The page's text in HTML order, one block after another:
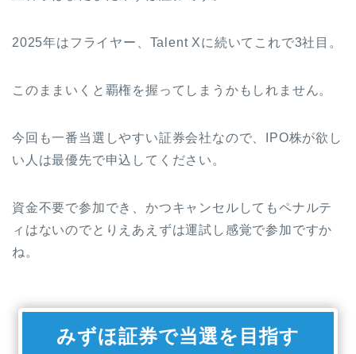
2025年はフライヤー、Talent Xに続いてこれで3社目。
このままいくと覇権を握ってしまうかもしれません。
今回も一番当選しやすい証券会社なので、IPO株が欲し
い人は最優先で申込してください。
資金不要で参加でき、かつキャンセルしてもペナルテ
ィはないのでとりえあえずは運試し感覚で参加ですか
ね。
みずほ証券で当選を目指す